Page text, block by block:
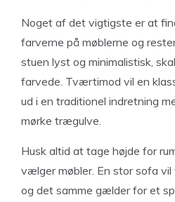
Noget af det vigtigste er at
farverne på møblerne og
stuen lyst og minimalistisk,
farvede. Tværtimod vil en
ud i en traditionel indretning
mørke trægulve.
Husk altid at tage højde for
vælger møbler. En stor sofa vil
og det samme gælder for et